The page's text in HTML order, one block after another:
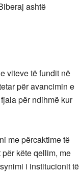
ashtë
viteve të fundit në
për avancimin e
për ndihmë kur
me përcaktime të
këte qellim, me
i institucionit të